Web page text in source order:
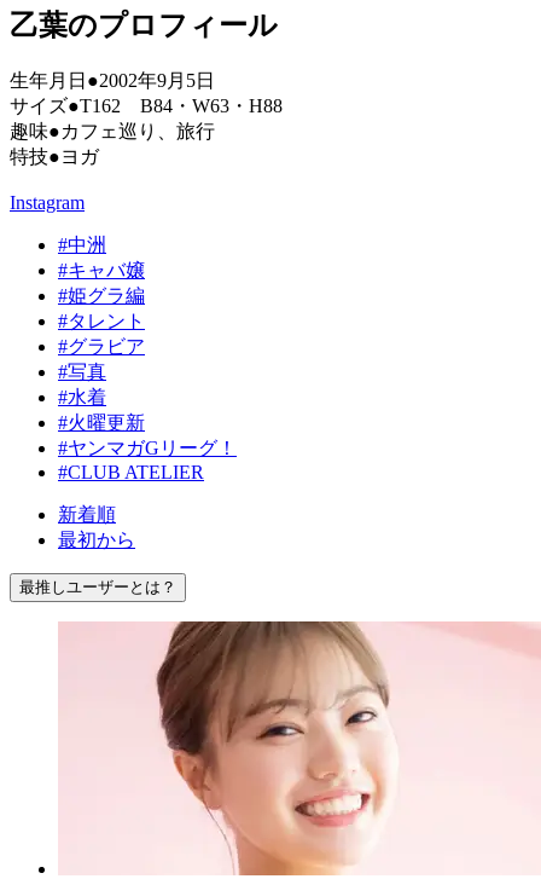
乙葉のプロフィール
生年月日●2002年9月5日
サイズ●T162 B84・W63・H88
趣味●カフェ巡り、旅行
特技●ヨガ
Instagram
#中洲
#キャバ嬢
#姫グラ編
#タレント
#グラビア
#写真
#水着
#火曜更新
#ヤンマガGリーグ！
#CLUB ATELIER
新着順
最初から
最推しユーザーとは？